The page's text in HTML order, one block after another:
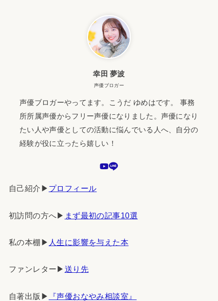
幸田 夢波
声優ブロガー
声優ブロガーやってます。こうだ ゆめはです。 事務
所所属声優からフリー声優になりました。声優になり
たい人や声優としての活動に悩んでいる人へ、自分の
経験が役に立ったら嬉しい！
自己紹介▶︎ プロフィール
初訪問の方へ▶︎ まず最初の記事10選
私の本棚▶︎ 人生に影響を与えた本
ファンレター▶︎ 送り先
自著出版▶︎ 『声優おなやみ相談室』